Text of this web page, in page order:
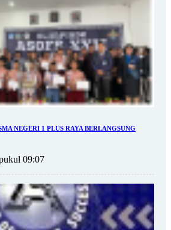
NEGERI 1 PLUS RAYA BERLANGSUNG
09:07